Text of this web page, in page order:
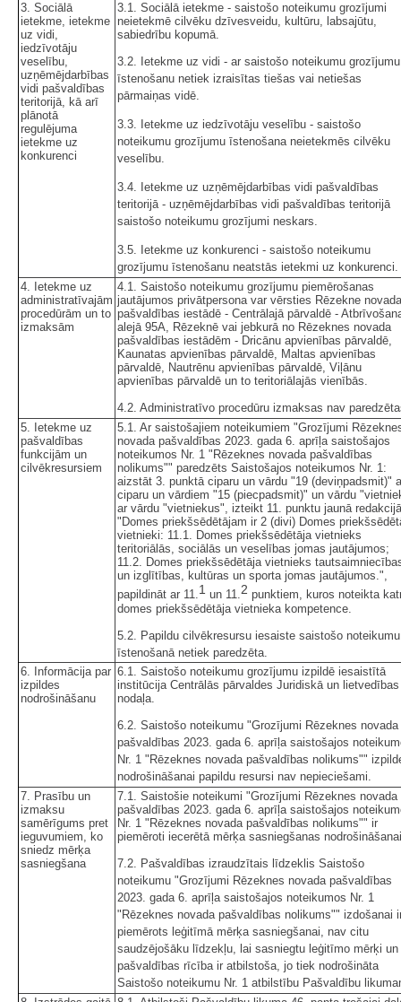
3. Sociālā
ietekme, ietekme
uz vidi,
iedzīvotāju
veselību,
uzņēmējdarbības
vidi pašvaldības
teritorijā, kā arī
plānotā
regulējuma
ietekme uz
konkurenci
3.1. Sociālā ietekme - saistošo noteikumu grozījumi
neietekmē cilvēku dzīvesveidu, kultūru, labsajūtu,
sabiedrību kopumā.
3.2. Ietekme uz vidi - ar saistošo noteikumu grozījumu
īstenošanu netiek izraisītas tiešas vai netiešas
pārmaiņas vidē.
3.3. Ietekme uz iedzīvotāju veselību - saistošo
noteikumu grozījumu īstenošana neietekmēs cilvēku
veselību.
3.4. Ietekme uz uzņēmējdarbības vidi pašvaldības
teritorijā - uzņēmējdarbības vidi pašvaldības teritorijā
saistošo noteikumu grozījumi neskars.
3.5. Ietekme uz konkurenci - saistošo noteikumu
grozījumu īstenošanu neatstās ietekmi uz konkurenci.
4. Ietekme uz
administratīvajām
procedūrām un to
izmaksām
4.1. Saistošo noteikumu grozījumu piemērošanas
jautājumos privātpersona var vērsties Rēzekne novada
pašvaldības iestādē - Centrālajā pārvaldē -
alejā 95A, Rēzeknē vai jebkurā no Rēzeknes novada
pašvaldības iestādēm - Dricānu apvienības pārvaldē,
Kaunatas apvienības pārvaldē, Maltas apvienības
pārvaldē, Nautrēnu apvienības pārvaldē, Viļānu
apvienības pārvaldē un to teritoriālajās vienībās.
4.2. Administratīvo procedūru izmaksas nav
5. Ietekme uz
pašvaldības
funkcijām un
cilvēkresursiem
5.1. Ar saistošajiem noteikumiem "Grozījumi
novada pašvaldības 2023. gada 6. aprīļa saistošajos
noteikumos Nr. 1 "Rēzeknes novada pašvaldības
nolikums"" paredzēts Saistošajos noteikumos Nr. 1:
aizstāt 3. punktā ciparu un vārdu "19 (deviņpadsmit)"
ciparu un vārdiem "15 (piecpadsmit)" un vārdu
ar vārdu "vietniekus", izteikt 11. punktu jaunā
"Domes priekšsēdētājam ir 2 (divi) Domes
vietnieki: 11.1. Domes priekšsēdētāja vietnieks
teritoriālās, sociālās un veselības jomas jautājumos;
11.2. Domes priekšsēdētāja vietnieks
un izglītības, kultūras un sporta jomas jautājumos.",
papildināt ar 11.1 un 11.2 punktiem, kuros noteikta
domes priekšsēdētāja vietnieka kompetence.
5.2. Papildu cilvēkresursu iesaiste saistošo noteikumu
īstenošanā netiek paredzēta.
6. Informācija par
izpildes
nodrošināšanu
6.1. Saistošo noteikumu grozījumu izpildē iesaistītā
institūcija Centrālās pārvaldes Juridiskā un lietvedības
nodaļa.
6.2. Saistošo noteikumu "Grozījumi Rēzeknes novada
pašvaldības 2023. gada 6. aprīļa saistošajos
Nr. 1 "Rēzeknes novada pašvaldības nolikums""
nodrošināšanai papildu resursi nav nepieciešami.
7. Prasību un
izmaksu
samērīgums pret
ieguvumiem, ko
sniedz mērķa
sasniegšana
7.1. Saistošie noteikumi "Grozījumi Rēzeknes novada
pašvaldības 2023. gada 6. aprīļa saistošajos
Nr. 1 "Rēzeknes novada pašvaldības nolikums"" ir
piemēroti iecerētā mērķa sasniegšanas
7.2. Pašvaldības izraudzītais līdzeklis Saistošo
noteikumu "Grozījumi Rēzeknes novada pašvaldības
2023. gada 6. aprīļa saistošajos noteikumos Nr. 1
"Rēzeknes novada pašvaldības nolikums"" izdošanai
piemērots leģitīmā mērķa sasniegšanai, nav citu
saudzējošāku līdzekļu, lai sasniegtu leģitīmo mērķi un
pašvaldības rīcība ir atbilstoša, jo tiek nodrošināta
Saistošo noteikumu Nr. 1 atbilstību Pašvaldību